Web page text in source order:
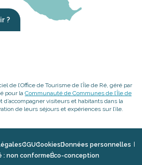
?
de l’Office de Tourisme de l’Île de Ré, géré par
pour la Communauté de Communes de l’Île de
d’accompagner visiteurs et habitants dans la
de leurs séjours et expériences sur l’île.
CGUCookiesDonnées personnelles
: non conformeÉco-conception